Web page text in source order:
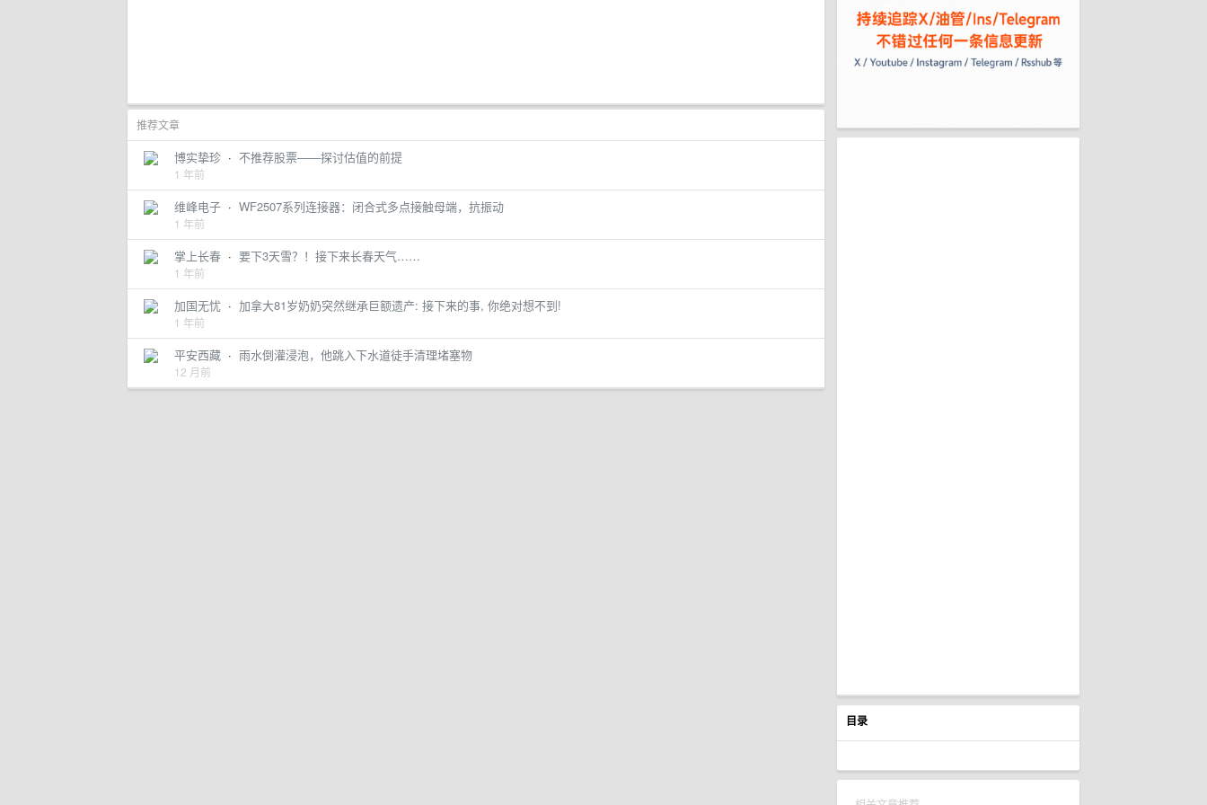
目录
推荐文章
博实挚珍 · 不推荐股票——探讨估值的前提
1 年前
维峰电子 · WF2507系列连接器：闭合式多点接触母端，抗振动
1 年前
掌上长春 · 要下3天雪？！接下来长春天气……
1 年前
加国无忧 · 加拿大81岁奶奶突然继承巨额遗产: 接下来的事, 你绝对想不到!
1 年前
平安西藏 · 雨水倒灌浸泡，他跳入下水道徒手清理堵塞物
12 月前